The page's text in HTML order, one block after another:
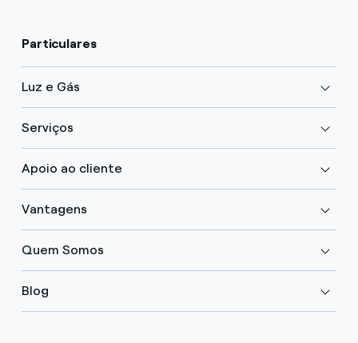
Particulares
Luz e Gás
Serviços
Apoio ao cliente
Vantagens
Quem Somos
Blog